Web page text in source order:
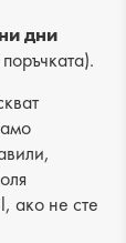
6 cm
дни
ако не сте